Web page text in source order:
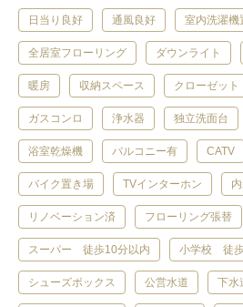
日当り良好 通風良好 室内洗濯機
全居室フローリング ダウンライト
暖房 収納スペース クローゼット
ガスコンロ 浄水器 独立洗面台
浴室乾燥機 バルコニー有 CATV
バイク置き場 TVインターホン
リノベーション済 フローリング張替
スーパー 徒歩10分以内 小学校 徒
シューズボックス 公営水道 下水